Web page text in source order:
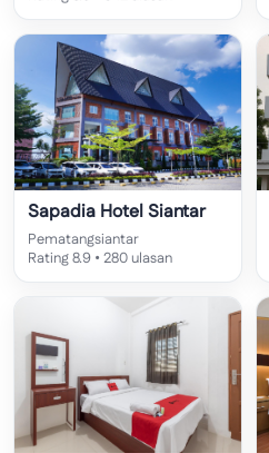
Sapadia Hotel Siantar
Pematangsiantar
Rating 8.9 • 280 ulasan